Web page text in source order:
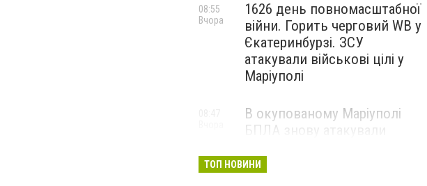
1626 день повномасштабної
війни. Горить черговий WB у
Єкатеринбурзі. ЗСУ
атакували військові цілі у
Маріуполі
08:55
Вчора
В окупованому Маріуполі
БПЛА знову атакували
— ВІДЕО
ТОП НОВИНИ